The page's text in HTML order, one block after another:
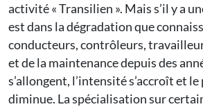
activité « Transilien ». Mais s’il y a
est dans la dégradation que
conducteurs, contrôleurs,
et de la maintenance depuis des
s’allongent, l’intensité s’accroît et
diminue. La spécialisation sur